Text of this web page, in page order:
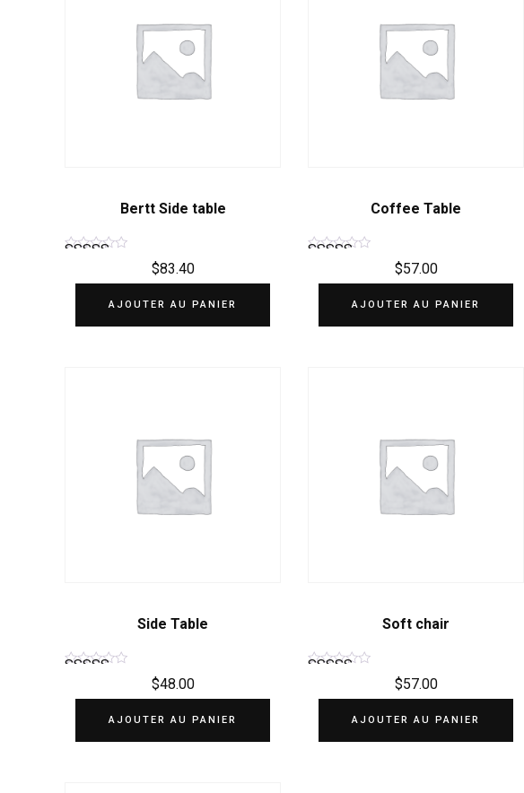
Bertt Side table
sur 5
$83.40
AJOUTER AU PANIER
Coffee Table
sur 5
$57.00
AJOUTER AU PANIER
Side Table
sur 5
$48.00
AJOUTER AU PANIER
Soft chair
sur 5
$57.00
AJOUTER AU PANIER